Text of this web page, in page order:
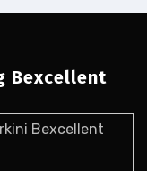
Bexcellent
Bexcellent